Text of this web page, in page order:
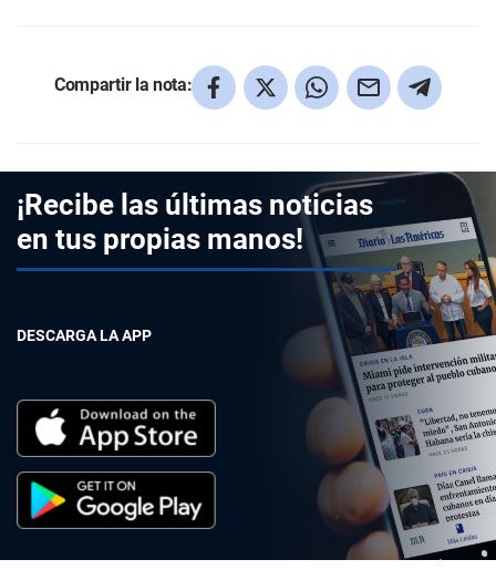
Compartir la nota:
¡Recibe las últimas noticias
en tus propias manos!
DESCARGA LA APP